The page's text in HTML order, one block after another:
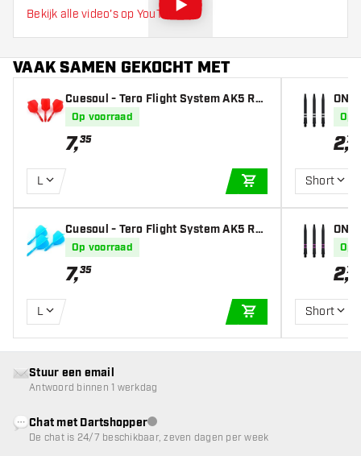
Bekijk alle video's op YouTube
VAAK SAMEN GEKOCHT MET
Cuesoul - Tero Flight System AK5 Ro
st Standaard - Red - Dart Flights
Op voorraad
7,35
L
IN WINKELWAGEN
Cuesoul - Tero Flight System AK5 Ro
st Standaard - Blue - Dart Flights
Op voorraad
7,35
L
IN WINKELWAGEN
rt
Op
2,70
Short
rt
Op
2,70
Short
Stuur een email
Antwoord binnen 1 werkdag
Chat met Dartshopperklantenservice niet beschikbaar
De chat is 24/7 beschikbaar, zeven dagen per week